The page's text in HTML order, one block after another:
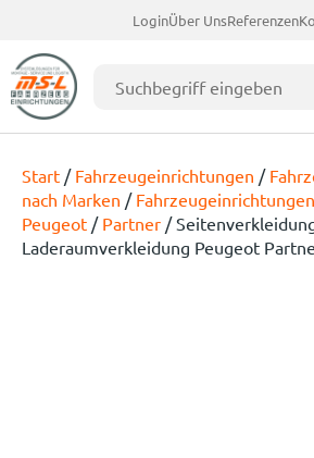
LoginÜber UnsReferenzen
Start / Fahrzeugeinrichtungen /
nach Marken / Fahrzeugeinrichtungen
Peugeot / Partner /
Laderaumverkleidung Peugeot